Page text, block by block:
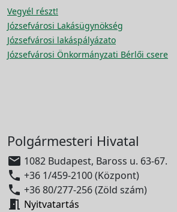
Vegyél részt!
Józsefvárosi Lakásügynökség
Józsefvárosi lakáspályázato
Józsefvárosi Önkormányzati Bérlői csere
Polgármesteri Hivatal
 1082 Budapest, Baross u. 63-67.
 +36 1/459-2100 (Központ)
 +36 80/277-256 (Zöld szám)
 Nyitvatartás